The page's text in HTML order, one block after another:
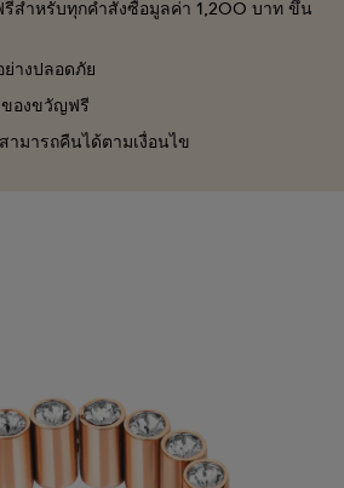
รีสำหรับทุกคำสั่งซื้อมูลค่า 1,200 บาท ขึ้น
ย่างปลอดภัย
ของขวัญฟรี
ามารถคืนได้ตามเงื่อนไข